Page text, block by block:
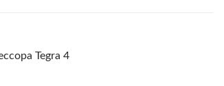
Tegra 4